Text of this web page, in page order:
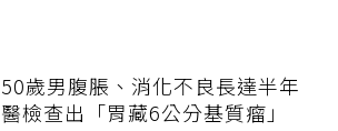
50歲男腹脹、消化不良長達半年
醫檢查出「胃藏6公分基質瘤」